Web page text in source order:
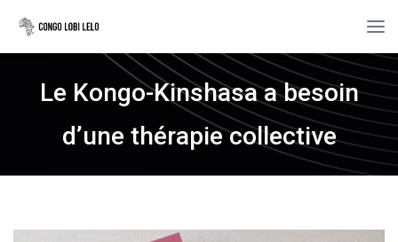
Le Kongo-Kinshasa a besoin
d’une thérapie collective